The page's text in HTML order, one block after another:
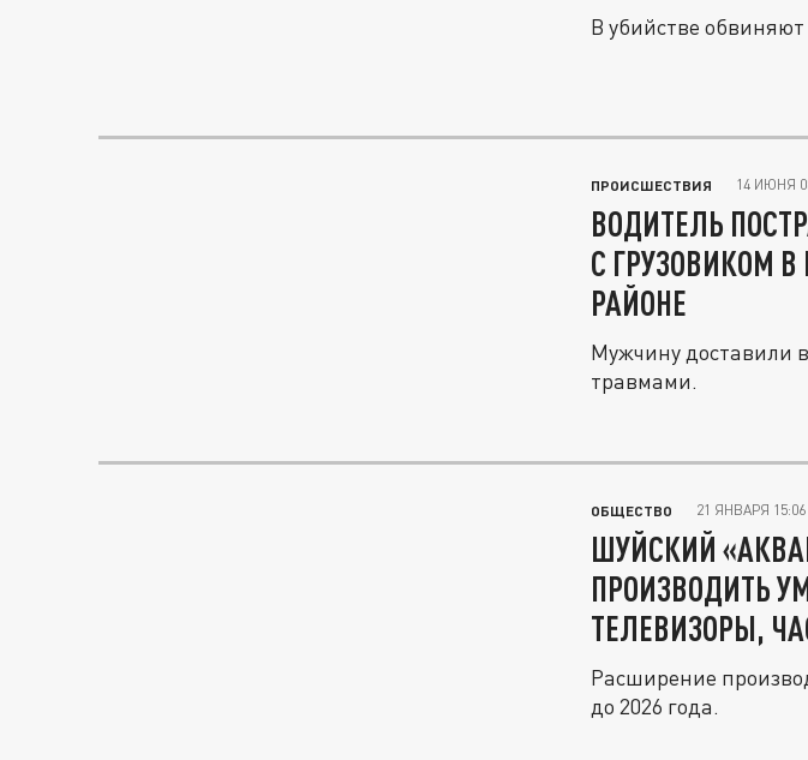
В убийстве
ПРОИСШЕСТВИЯ 14 ИЮНЯ
ВОДИТЕЛЬ
С ГРУЗОВИКОМ
РАЙОНЕ
Мужчину доставили
травмами.
ОБЩЕСТВО 21 ЯНВАРЯ 15:06
ШУЙСКИЙ
ПРОИЗВОДИТЬ
ТЕЛЕВИЗОРЫ,
Расширение
до 2026 года.